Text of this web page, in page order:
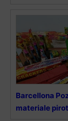
Barcellona
materiale